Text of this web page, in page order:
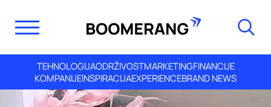
TEHNOLOGIJAODRŽIVOSTMARKETINGFINANCIJE
KOMPANIJEINSPIRACIJAEXPERIENCEBRAND NEWS